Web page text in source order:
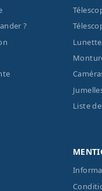
?
Liste